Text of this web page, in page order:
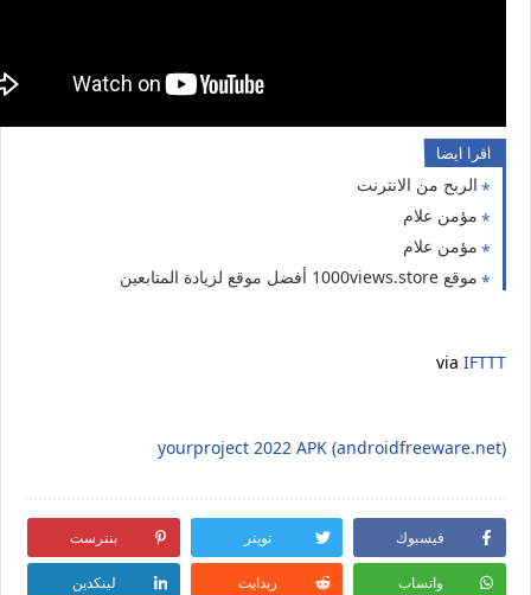
اقرا ايضا
الربح من الانترنت
مؤمن علام
مؤمن علام
موقع 1000views.store أفضل موقع لزيادة المتابعين
via IFTTT
yourproject 2022 APK (androidfreeware.net)
فيسبوك تويتر بنترست
واتساب ريدايت لينكدين